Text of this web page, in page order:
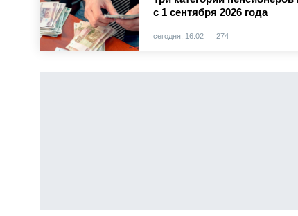
с 1 сентября 2026 года
сегодня, 16:02 274